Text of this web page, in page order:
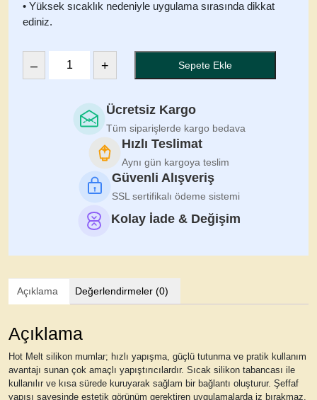
• Yüksek sıcaklık nedeniyle uygulama sırasında dikkat
ediniz.
adet
– + Sepete Ekle
Ücretsiz Kargo
Tüm siparişlerde kargo bedava
Hızlı Teslimat
Aynı gün kargoya teslim
Güvenli Alışveriş
SSL sertifikalı ödeme sistemi
Kolay İade & Değişim
Açıklama Değerlendirmeler (0)
Açıklama
Hot Melt silikon mumlar; hızlı yapışma, güçlü tutunma ve pratik kullanım
avantajı sunan çok amaçlı yapıştırıcılardır. Sıcak silikon tabancası ile
kullanılır ve kısa sürede kuruyarak sağlam bir bağlantı oluşturur. Şeffaf
yapısı sayesinde estetik görünüm gerektiren uygulamalarda iz bırakmaz.